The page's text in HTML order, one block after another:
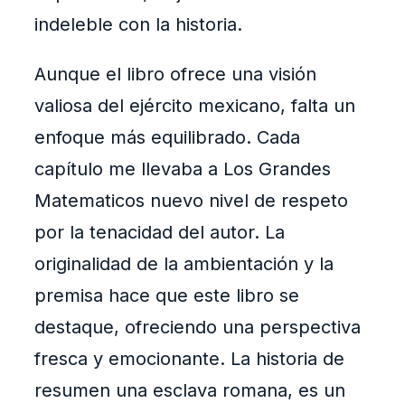
indeleble con la historia.
Aunque el libro ofrece una visión
valiosa del ejército mexicano, falta un
enfoque más equilibrado. Cada
capítulo me llevaba a Los Grandes
Matematicos nuevo nivel de respeto
por la tenacidad del autor. La
originalidad de la ambientación y la
premisa hace que este libro se
destaque, ofreciendo una perspectiva
fresca y emocionante. La historia de
resumen una esclava romana, es un